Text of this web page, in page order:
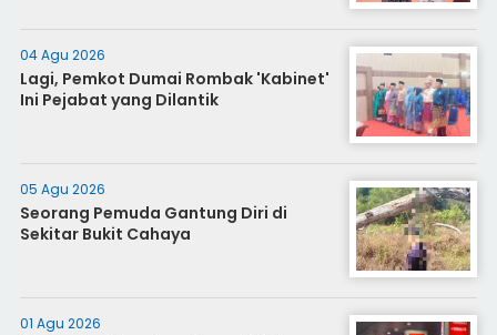
04 Agu 2026
Lagi, Pemkot Dumai Rombak 'Kabinet'
Ini Pejabat yang Dilantik
05 Agu 2026
Seorang Pemuda Gantung Diri di
Sekitar Bukit Cahaya
01 Agu 2026